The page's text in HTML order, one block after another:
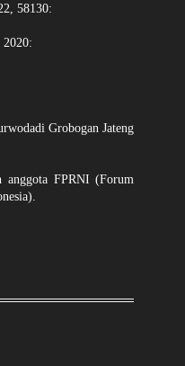
58130:
Grobogan Jateng
anggota FPRNI (Forum